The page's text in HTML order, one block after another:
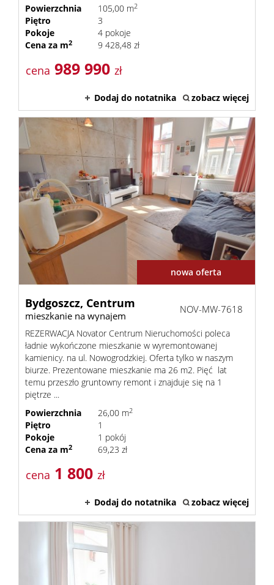
Powierzchnia 105,00 m2
Piętro
3
Pokoje
4 pokoje
Cena za m2 9 428,48 zł
cena 989 990 zł
Dodaj do notatnika zobacz więcej
nowa oferta
Bydgoszcz, Centrum
mieszkanie na wynajem
NOV-MW-7618
REZERWACJA Novator Centrum Nieruchomości poleca
ładnie wykończone mieszkanie w wyremontowanej
kamienicy. na ul. Nowogrodzkiej. Oferta tylko w naszym
biurze. Prezentowane mieszkanie ma 26 m2. Pięć lat
temu przeszło gruntowny remont i znajduje się na 1
piętrze ...
Powierzchnia
26,00 m2
Piętro
1
Pokoje
1 pokój
Cena za m2 69,23 zł
cena 1 800 zł
Dodaj do notatnika zobacz więcej